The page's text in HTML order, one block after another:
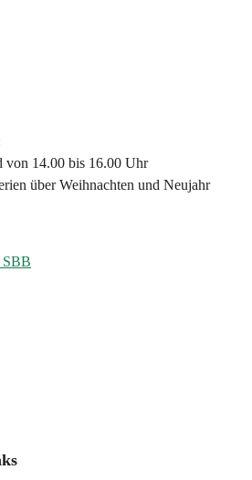
von 14.00 bis 16.00 Uhr
über Weihnachten und Neujahr
SBB